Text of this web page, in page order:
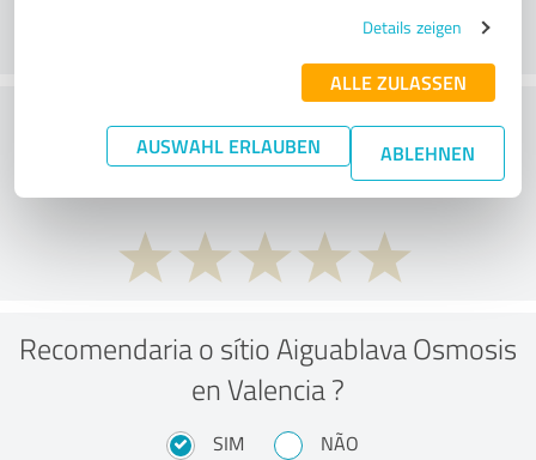
Details zeigen
ALLE ZULASSEN
AUSWAHL ERLAUBEN ABLEHNEN
O que acha da relação
preço/desempenho?
Recomendaria o sítio Aiguablava Osmosis
en Valencia ?
SIM NÃO